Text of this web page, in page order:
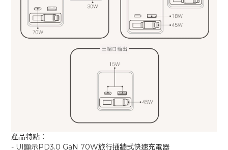
產品特點：
- UI顯示PD3.0 GaN 70W旅行插牆式快速充電器